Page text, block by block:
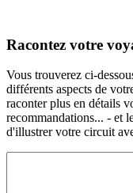
Racontez votre
Vous trouverez ci-
différents aspects de
raconter plus en détails
recommandations... - et
d'illustrer votre circuit